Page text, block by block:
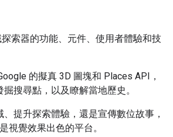
索器的功能、元件、使用者體驗和技
的擬真 3D 圖塊和 Places API，
搜尋點，以及瞭解當地歷史。
提升探索體驗，還是宣傳數位故事，
視覺效果出色的平台。